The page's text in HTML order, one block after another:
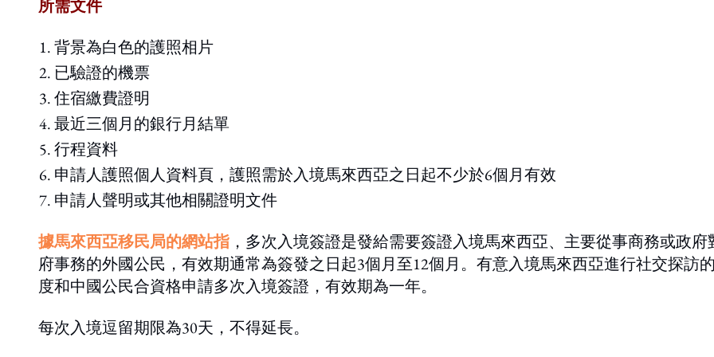
所需文件
背景為白色的護照相片
已驗證的機票
住宿繳費證明
最近三個月的銀行月結單
行程資料
申請人護照個人資料頁，護照需於入境馬來西亞之日起不少於6個月有效
申請人聲明或其他相關證明文件
據馬來西亞移民局的網站指 ，多次入境簽證是發給需要簽證入境馬來西亞、主要從事商務或政府
府事務的外國公民，有效期通常為簽發之日起3個月至12個月。有意入境馬來西亞進行社交探訪
度和中國公民合資格申請多次入境簽證，有效期為一年。
每次入境逗留期限為30天，不得延長。